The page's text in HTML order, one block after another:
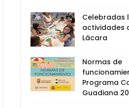
Celebradas
actividades
Lácara
Normas de
Programa
Guadiana